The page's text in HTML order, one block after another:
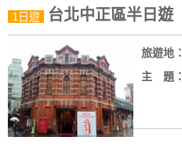
訂
Q&A
國
旅
1日遊 台北中正區半日遊
旅遊地：
主 題：